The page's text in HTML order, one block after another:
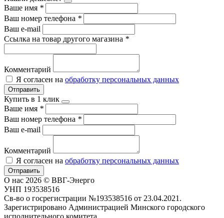
Ваше имя *
Ваш номер телефона *
Ваш e-mail
Ссылка на товар другого магазина *
Комментарий
Я согласен на обработку персональных данных
Отправить
Купить в 1 клик
Ваше имя *
Ваш номер телефона *
Ваш e-mail
Комментарий
Я согласен на обработку персональных данных
Отправить
О нас 2026 © ВВГ-Энерго
УНП 193538516
Св-во о госрегистрации №193538516 от 23.04.2021.
Зарегистрировано Администрацией Минского городского
исполнительного комитета